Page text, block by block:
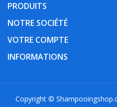
PRODUITS
NOTRE SOCIÉTÉ
VOTRE COMPTE
INFORMATIONS
Copyright ©